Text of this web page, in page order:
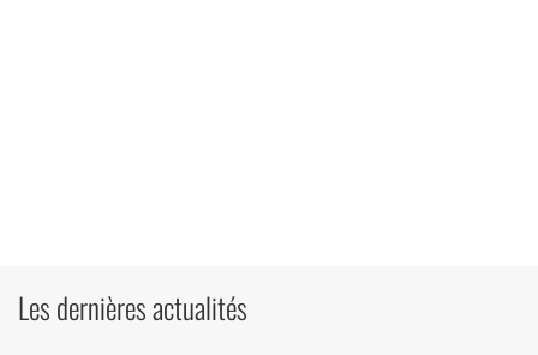
Les dernières actualités